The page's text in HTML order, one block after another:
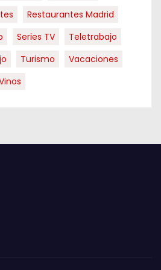
Restaurantes Madrid
Series TV
Teletrabajo
Turismo
Vacaciones